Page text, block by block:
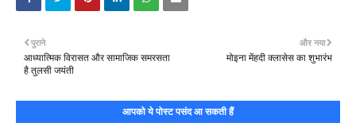
और नया
मोइना मेंहदी क्लासेस का शुभारंभ
पुराने
आध्यात्मिक विरासत और सामाजिक समरसता
है तुलसी जयंती
आपको ये पोस्ट पसंद आ सकती हैं